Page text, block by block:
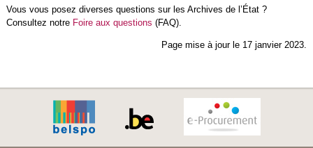
Vous vous posez diverses questions sur les Archives de l’État ?
Consultez notre Foire aux questions (FAQ).
Page mise à jour le 17 janvier 2023.